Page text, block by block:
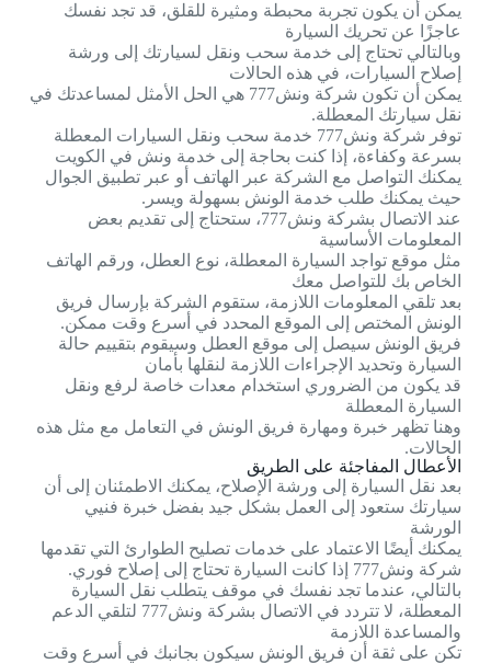
يمكن أن يكون تجربة محبطة ومثيرة للقلق، قد تجد نفسك
عاجزًا عن تحريك السيارة
وبالتالي تحتاج إلى خدمة سحب ونقل لسيارتك إلى ورشة
إصلاح السيارات، في هذه الحالات
يمكن أن تكون شركة ونش777 هي الحل الأمثل لمساعدتك في
نقل سيارتك المعطلة.
توفر شركة ونش777 خدمة سحب ونقل السيارات المعطلة
بسرعة وكفاءة، إذا كنت بحاجة إلى خدمة ونش في الكويت
يمكنك التواصل مع الشركة عبر الهاتف أو عبر تطبيق الجوال
حيث يمكنك طلب خدمة الونش بسهولة ويسر.
عند الاتصال بشركة ونش777، ستحتاج إلى تقديم بعض
المعلومات الأساسية
مثل موقع تواجد السيارة المعطلة، نوع العطل، ورقم الهاتف
الخاص بك للتواصل معك
بعد تلقي المعلومات اللازمة، ستقوم الشركة بإرسال فريق
الونش المختص إلى الموقع المحدد في أسرع وقت ممكن.
فريق الونش سيصل إلى موقع العطل وسيقوم بتقييم حالة
السيارة وتحديد الإجراءات اللازمة لنقلها بأمان
قد يكون من الضروري استخدام معدات خاصة لرفع ونقل
السيارة المعطلة
وهنا تظهر خبرة ومهارة فريق الونش في التعامل مع مثل هذه
الحالات.
الأعطال المفاجئة على الطريق
بعد نقل السيارة إلى ورشة الإصلاح، يمكنك الاطمئنان إلى أن
سيارتك ستعود إلى العمل بشكل جيد بفضل خبرة فنيي
الورشة
يمكنك أيضًا الاعتماد على خدمات تصليح الطوارئ التي تقدمها
شركة ونش777 إذا كانت السيارة تحتاج إلى إصلاح فوري.
بالتالي، عندما تجد نفسك في موقف يتطلب نقل السيارة
المعطلة، لا تتردد في الاتصال بشركة ونش777 لتلقي الدعم
والمساعدة اللازمة
تكن على ثقة أن فريق الونش سيكون بجانبك في أسرع وقت